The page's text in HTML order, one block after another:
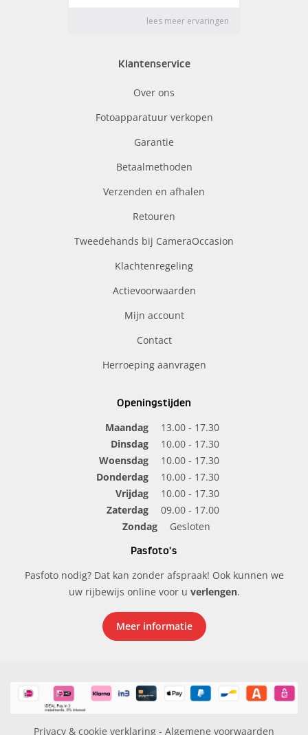
Klantenservice
Over ons
Fotoapparatuur verkopen
Garantie
Betaalmethoden
Verzenden en afhalen
Retouren
Tweedehands bij CameraOccasion
Klachtenregeling
Actievoorwaarden
Mijn account
Contact
Herroeping aanvragen
Openingstijden
Maandag
13.00 - 17.30
Dinsdag
10.00 - 17.30
Woensdag
10.00 - 17.30
Donderdag
10.00 - 17.30
Vrijdag
10.00 - 17.30
Zaterdag
09.00 - 17.00
Zondag
Gesloten
Pasfoto's
Pasfoto nodig? Dat kan zonder afspraak! Ook kunnen we
uw rijbewijs online voor u verlengen.
Meer informatie
Privacy & cookie verklaring - Algemene voorwaarden